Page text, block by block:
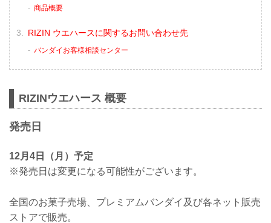
商品概要
RIZIN ウエハースに関するお問い合わせ先
バンダイお客様相談センター
RIZINウエハース 概要
発売日
12月4日（月）予定
※発売日は変更になる可能性がございます。
全国のお菓子売場、プレミアムバンダイ及び各ネット販売
ストアで販売。